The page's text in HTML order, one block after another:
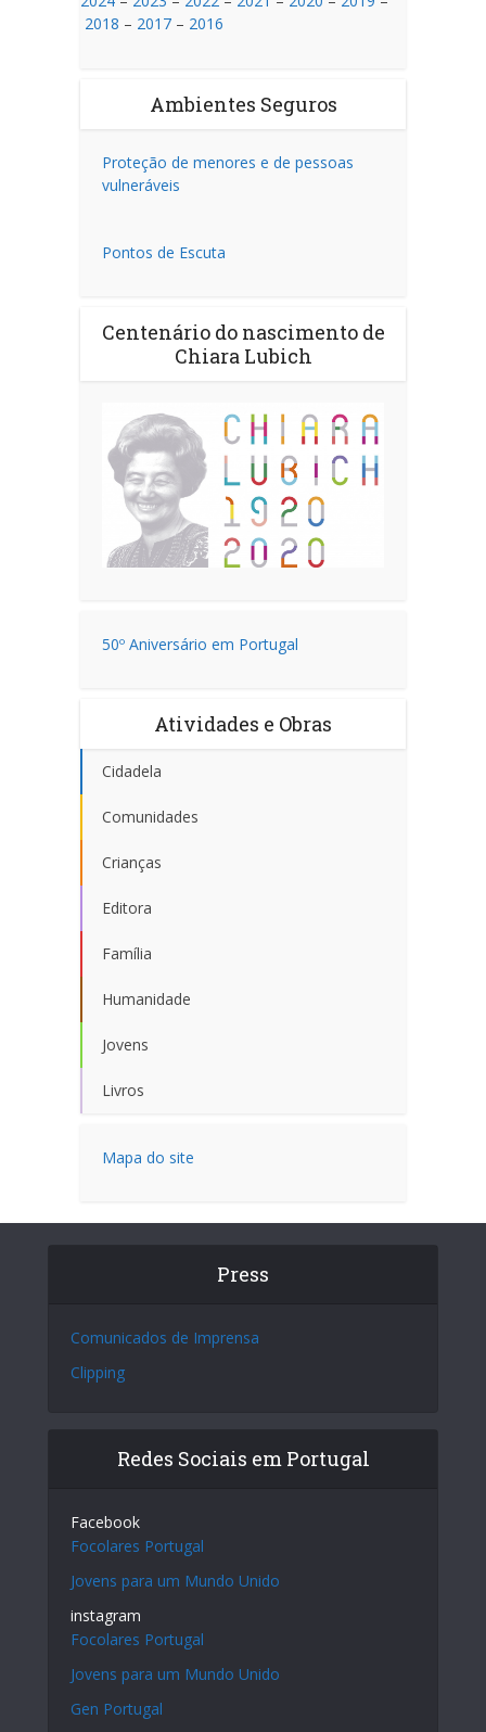
2018 – 2017 – 2016
Ambientes Seguros
Proteção de menores e de pessoas
vulneráveis
Pontos de Escuta
Centenário do nascimento de
Chiara Lubich
50º Aniversário em Portugal
Atividades e Obras
Cidadela
Comunidades
Crianças
Editora
Família
Humanidade
Jovens
Livros
Mapa do site
Press
Comunicados de Imprensa
Clipping
Redes Sociais em Portugal
Facebook
Focolares Portugal
Jovens para um Mundo Unido
instagram
Focolares Portugal
Jovens para um Mundo Unido
Gen Portugal